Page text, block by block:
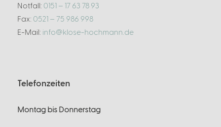
Notfall: 0151 – 17 63 78 93
Fax: 0521 – 75 986 998
E-Mail: info@klose-hochmann.de
Telefonzeiten
Montag bis Donnerstag